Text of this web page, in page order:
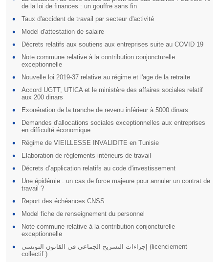
de la loi de finances : un gouffre sans fin
Taux d'accident de travail par secteur d'activité
Model d'attestation de salaire
Décrets relatifs aux soutiens aux entreprises suite au COVID 19
Note commune relative à la contribution conjoncturelle
exceptionnelle
Nouvelle loi 2019-37 relative au régime et l'age de la retraite
Accord UGTT, UTICA et le ministère des affaires sociales relatif
aux 200 dinars
Exonération de la tranche de revenu inférieur à 5000 dinars
Demandes d'allocations sociales exceptionnelles aux entreprises
en difficulté économique
Régime de VIEILLESSE INVALIDITE en Tunisie
Elaboration de réglements intérieurs de travail
Décrets d’application relatifs au code d'investissement
Une épidémie : un cas de force majeure pour annuler un contrat de
travail ?
Report des échéances CNSS
Model fiche de renseignement du personnel
Note commune relative à la contribution conjoncturelle
exceptionnelle
إجراءات التسريح الجماعي في القانون التونسي (licenciement
collectif )